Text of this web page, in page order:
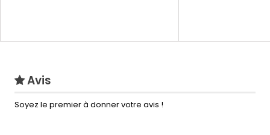
Avis
Soyez le premier à donner votre avis !